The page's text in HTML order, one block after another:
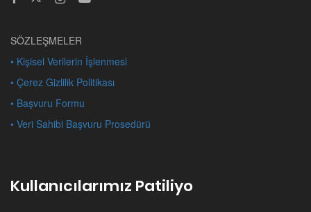
SÖZLEŞMELER
• Kişisel Verilerin İşlenmesi
• Çerez Gizlilik Politikası
• Başvuru Formu
• Veri Sahibi Başvuru Prosedürü
Kullanıcılarımız Patiliyo